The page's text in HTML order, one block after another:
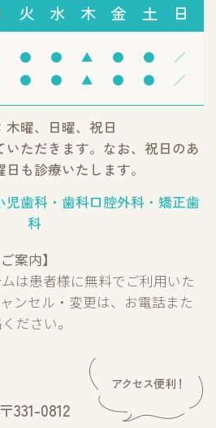
火 水 木 金 土 日
● ● ▲ ● ● ／
● ● ▲ ● ● ／
木曜、日曜、祝日
ただきます。なお、祝日のあ
も診療いたします。
児歯科・歯科口腔外科・矯正歯
科
案内】
は患者様に無料でご利用いた
ンセル・変更は、お電話また
ださい。
〒331-0812